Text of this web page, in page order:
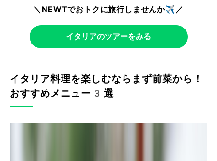
＼NEWTでおトクに旅行しませんか✈️／
イタリアのツアーをみる
イタリア料理を楽しむならまず前菜から！
おすすめメニュー3選